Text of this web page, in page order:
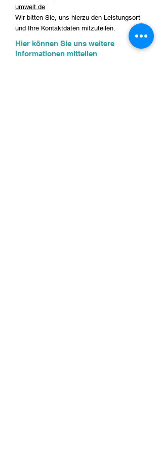
umwelt.de
Wir bitten Sie, uns hierzu den Leistungsort
und Ihre Kontaktdaten mitzuteilen.
Hier können Sie uns weitere
Informationen mitteilen